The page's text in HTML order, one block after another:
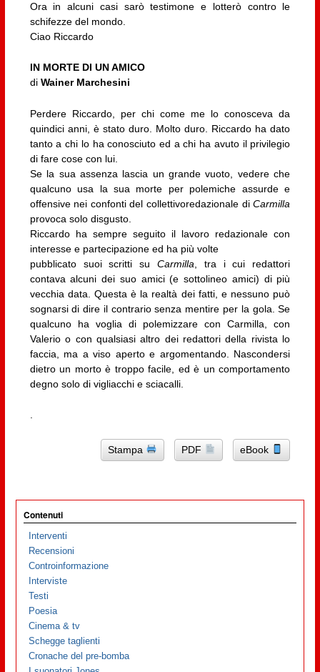
Ora in alcuni casi sarò testimone e lotterò contro le
schifezze del mondo.
Ciao Riccardo
IN MORTE DI UN AMICO
di Wainer Marchesini
Perdere Riccardo, per chi come me lo conosceva da
quindici anni, è stato duro. Molto duro. Riccardo ha dato
tanto a chi lo ha conosciuto ed a chi ha avuto il privilegio
di fare cose con lui.
Se la sua assenza lascia un grande vuoto, vedere che
qualcuno usa la sua morte per polemiche assurde e
offensive nei confonti del collettivoredazionale diCarmilla
provoca solo disgusto.
Riccardo ha sempre seguito il lavoro redazionale con
interesse e partecipazione ed ha più volte
pubblicato suoi scritti su Carmilla , tra i cui redattori
contava alcuni dei suo amici (e sottolineo amici) di più
vecchia data. Questa è la realtà dei fatti, e nessuno può
sognarsi di dire il contrario senza mentire per la gola. Se
qualcuno ha voglia di polemizzare con Carmilla, con
Valerio o con qualsiasi altro dei redattori della rivista lo
faccia, ma a viso aperto e argomentando. Nascondersi
dietro un morto è troppo facile, ed è un comportamento
degno solo di vigliacchi e sciacalli.
.
Stampa PDF eBook
Contenuti
Interventi
Recensioni
Controinformazione
Interviste
Testi
Poesia
Cinema & tv
Schegge taglienti
Cronache del pre-bomba